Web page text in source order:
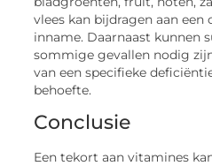
vlees kan bijdragen aan
inname. Daarnaast kunnen
sommige gevallen nodig
van een specifieke
behoefte.
Conclusie
Een tekort aan vitamines